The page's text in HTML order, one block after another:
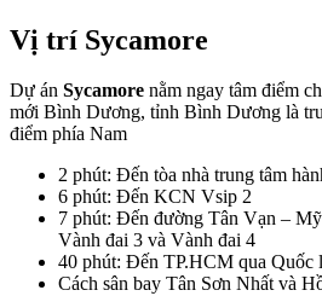
Vị trí Sycamore
Dự án Sycamore nằm ngay tâm điểm
mới Bình Dương, tỉnh Bình Dương là
điểm phía Nam
2 phút: Đến tòa nhà trung tâm
6 phút: Đến KCN Vsip 2
7 phút: Đến đường Tân Vạn –
Vành đai 3 và Vành đai 4
40 phút: Đến TP.HCM qua Quốc
Cách sân bay Tân Sơn Nhất và